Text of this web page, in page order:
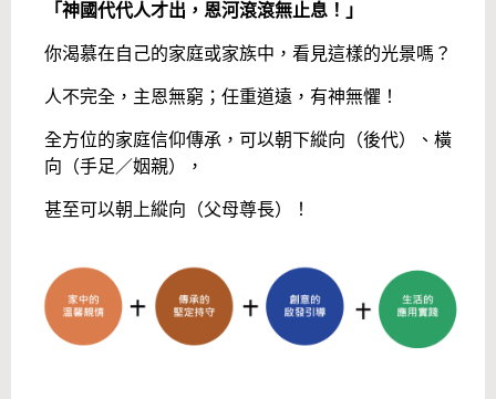
「神國代代人才出，恩河滾滾無止息！」
你渴慕在自己的家庭或家族中，看見這樣的光景嗎？
人不完全，主恩無窮；任重道遠，有神無懼！
全方位的家庭信仰傳承，可以朝下縱向（後代）、橫
向（手足／姻親），
甚至可以朝上縱向（父母尊長）！